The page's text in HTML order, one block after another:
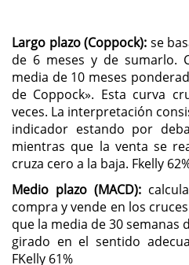
Largo plazo (Coppock): se
de 6 meses y de sumarlo.
media de 10 meses
de Coppock». Esta curva
veces. La interpretación
indicador estando por
mientras que la venta se
cruza cero a la baja. Fkelly
Medio plazo (MACD):
compra y vende en los
que la media de 30 semanas
girado en el sentido
FKelly 61%